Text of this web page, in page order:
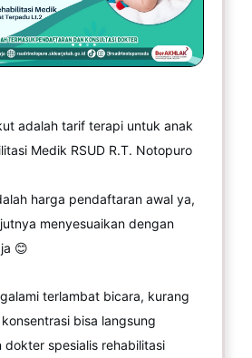
adalah tarif terapi untuk anak
Medik RSUD R.T. Notopuro
harga pendaftaran awal ya,
menyesuaikan dengan
😊
terlambat bicara, kurang
bisa langsung
dokter spesialis rehabilitasi